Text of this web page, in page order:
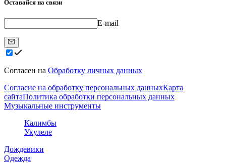
Оставайся на связи
E-mail
Согласен на Обработку личных данных
Согласие на обработку персональных данныхКарта
сайтаПолитика обработки персональных данных
Музыкальные инструменты
Калимбы
Укулеле
Дождевики
Одежда